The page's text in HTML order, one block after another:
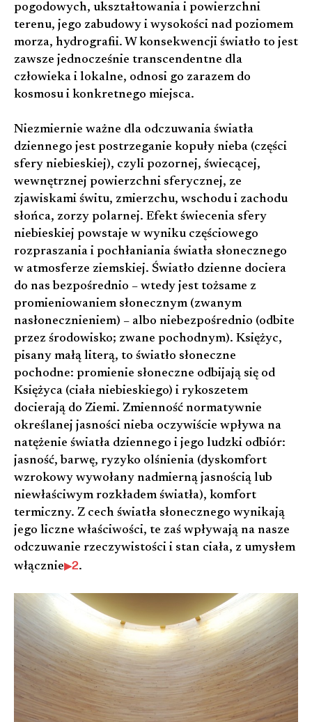
pogodowych, ukształtowania i powierzchni
terenu, jego zabudowy i wysokości nad poziomem
morza, hydrografii. W konsekwencji światło to jest
zawsze jednocześnie transcendentne dla
człowieka i lokalne, odnosi go zarazem do
kosmosu i konkretnego miejsca.
Niezmiernie ważne dla odczuwania światła
dziennego jest postrzeganie kopuły nieba (części
sfery niebieskiej), czyli pozornej, świecącej,
wewnętrznej powierzchni sferycznej, ze
zjawiskami świtu, zmierzchu, wschodu i zachodu
słońca, zorzy polarnej. Efekt świecenia sfery
niebieskiej powstaje w wyniku częściowego
rozpraszania i pochłaniania światła słonecznego
w atmosferze ziemskiej. Światło dzienne dociera
do nas bezpośrednio – wtedy jest tożsame z
promieniowaniem słonecznym (zwanym
nasłonecznieniem) – albo niebezpośrednio (odbite
przez środowisko; zwane pochodnym). Księżyc,
pisany małą literą, to światło słoneczne
pochodne: promienie słoneczne odbijają się od
Księżyca (ciała niebieskiego) i rykoszetem
docierają do Ziemi. Zmienność normatywnie
określanej jasności nieba oczywiście wpływa na
natężenie światła dziennego i jego ludzki odbiór:
jasność, barwę, ryzyko olśnienia (dyskomfort
wzrokowy wywołany nadmierną jasnością lub
niewłaściwym rozkładem światła), komfort
termiczny. Z cech światła słonecznego wynikają
jego liczne właściwości, te zaś wpływają na nasze
odczuwanie rzeczywistości i stan ciała, z umysłem
włącznie
2.